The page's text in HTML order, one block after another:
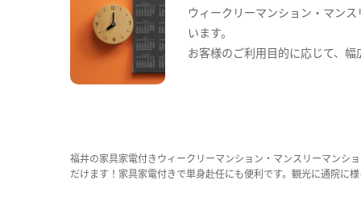
ウィークリーマンション・マン
います。
お客様のご利用目的に応じて、
福井の家具家電付きウィークリーマンション・マンスリーマンシ
だけます！家具家電付きで単身赴任にも便利です。観光に通院に